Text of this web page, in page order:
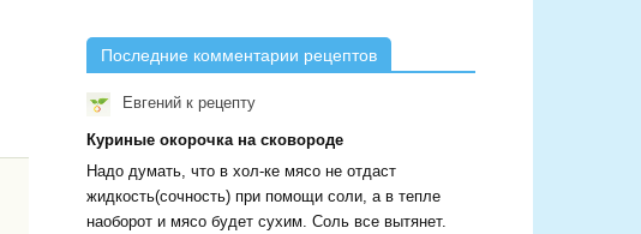
Последние комментарии рецептов
Евгений к рецепту
Куриные окорочка на сковороде
Надо думать, что в хол-ке мясо не отдаст
жидкость(сочность) при помощи соли, а в тепле
наоборот и мясо будет сухим. Соль все вытянет.